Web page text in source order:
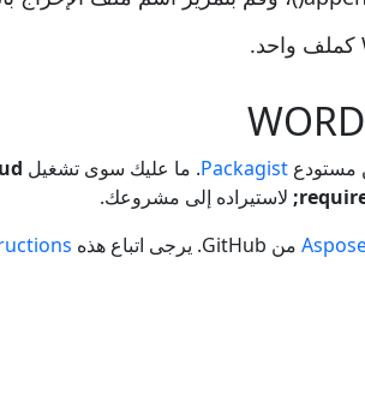
Packagist. ما عليك سوى تشغيل
لاستيراده إلى مشروعك.
من GitHub. يرجى اتباع هذه